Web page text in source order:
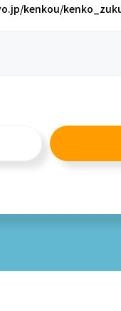
kenkou/